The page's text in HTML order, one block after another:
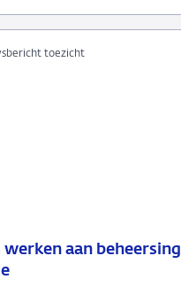
werken aan beheersing
toezicht